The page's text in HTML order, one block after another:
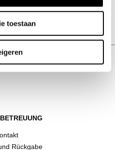
toestaan
EUR
Rückgabe